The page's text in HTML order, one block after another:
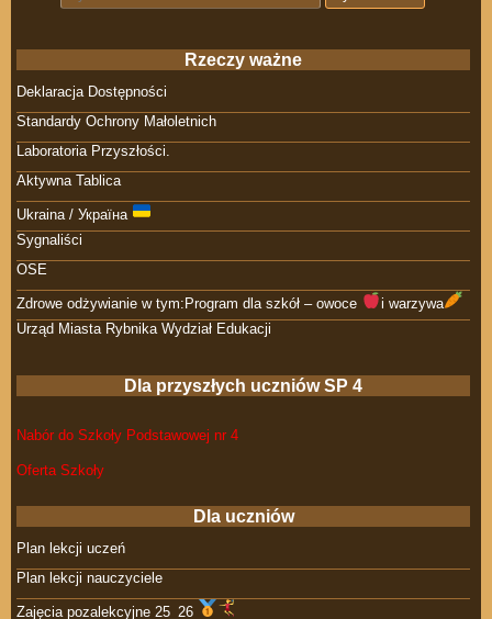
Rzeczy ważne
Deklaracja Dostępności
Standardy Ochrony Małoletnich
Laboratoria Przyszłości.
Aktywna Tablica
Ukraina / Україна
Sygnaliści
OSE
Zdrowe odżywianie w tym:Program dla szkół – owoce
i warzywa
Urząd Miasta Rybnika Wydział Edukacji
Dla przyszłych uczniów SP 4
Nabór do Szkoły Podstawowej nr 4
Oferta Szkoły
Dla uczniów
Plan lekcji uczeń
Plan lekcji nauczyciele
Zajęcia pozalekcyjne 25_26